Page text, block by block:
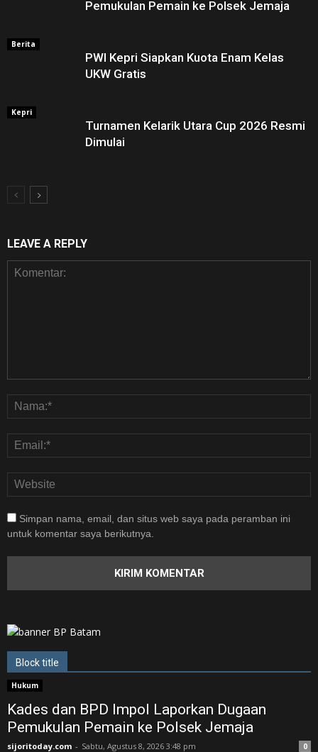
Pemukulan Pemain ke Polsek Jemaja
Berita
PWI Kepri Siapkan Kuota Enam Kelas
UKW Gratis
Kepri
Turnamen Kelarik Utara Cup 2026 Resmi
Dimulai
LEAVE A REPLY
Simpan nama, email, dan situs web saya pada peramban ini
untuk komentar saya berikutnya.
Block title
Hukum
Kades dan BPD Impol Laporkan Dugaan
Pemukulan Pemain ke Polsek Jemaja
sijoritoday.com - Sabtu, Agustus 8, 2026 3:48 pm 0